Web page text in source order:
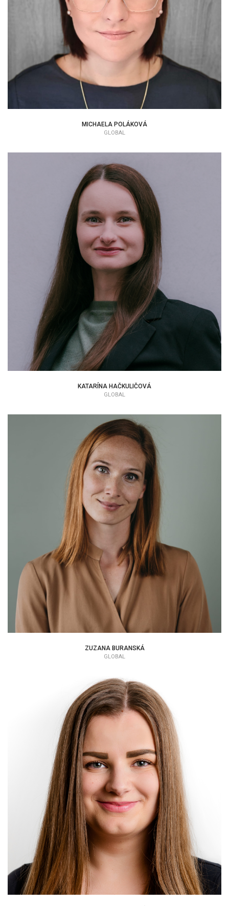
MICHAELA POLÁKOVÁ
GLOBAL
KATARÍNA HAČKULIČOVÁ
EAP KONZULTANT
KATARÍNA HAČKULIČOVÁ
GLOBAL
ZUZANA BURANSKÁ
EAP KONZULTANT
ZUZANA BURANSKÁ
GLOBAL
ZUZANA FARKAŠOVÁ
EAP KONZULTANT